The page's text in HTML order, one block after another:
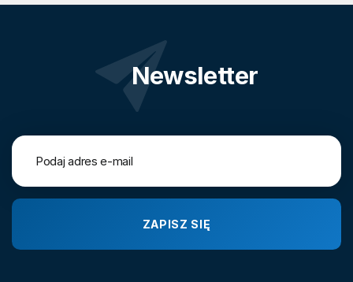
Newsletter